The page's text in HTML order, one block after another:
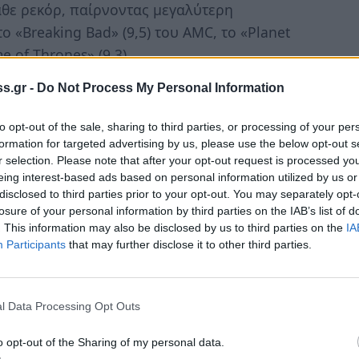
- Do Not Process My Personal Information
opt-out of the sale, sharing to third parties, or processing of your
for targeted advertising by us, please use the below opt-out
selection. Please note that after your opt-out request is processed
interest-based ads based on personal information utilized by us
to third parties prior to your opt-out. You may separately
of your personal information by third parties on the IAB’s list of
This information may also be disclosed by us to third parties on the
Participants that may further disclose it to other third parties.
Data Processing Opt Outs
opt-out of the Sharing of my personal data.
ρεκόρ, παίρνοντας μεγαλύτερη
«Breaking Bad» (9,5) του AMC, το «Planet
of Thrones» (9,3).
πυρηνικό ατύχημα τουΤσερνόμπιλστον
Παραγωγής Ενέργειας του Τσερνόμπιλ
σε εδάφη της Ουκρανίας. Το
ατυχήματος στην Διεθνή
τις οικονομικές και κοινωνικές
και είχε σημαντικές επιπτώσεις στο
πέθαναν επιτόπου δυο από τους εργάτες
και από εγκαύματα λόγω της
έσπευσαν στο χώρο του ατυχήματος και
Επιπλέον, υπολογίζεται ότι
ανθρώπων εξαιτίας της επιβάρυνσης του